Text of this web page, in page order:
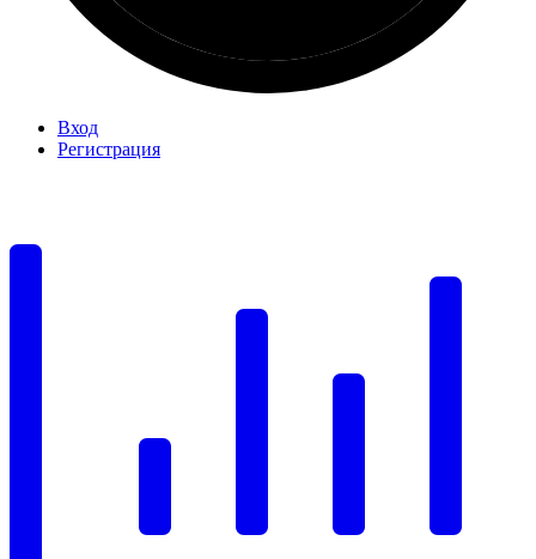
Вход
Регистрация